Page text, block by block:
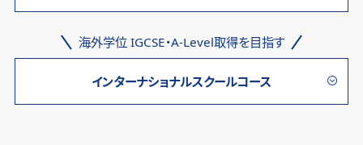
海外学位 IGCSE・A-Level取得を目指す
インターナショナルスクールコース